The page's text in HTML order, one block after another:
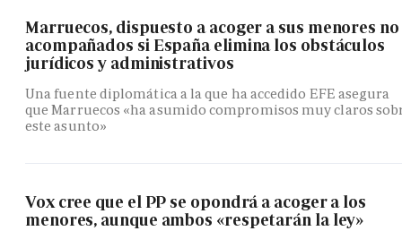
Marruecos, dispuesto a acoger a sus menores no
acompañados si España elimina los obstáculos
jurídicos y administrativos
Una fuente diplomática a la que ha accedido EFE asegura
que Marruecos «ha asumido compromisos muy claros
este asunto»
Vox cree que el PP se opondrá a acoger a los
menores, aunque ambos «respetarán la ley»